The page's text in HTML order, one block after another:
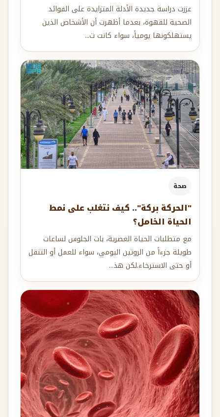
عززت دراسة جديدة الأدلة المتزايدة على الفوائد
الصحية للقهوة، بعدما أظهرت أن الأشخاص الذين
يستهلكونها يومياً، سواء كانت ت...
صحة
"الحركة بركة".. كيف نتغلب على نمط
الحياة الخامل؟
مع متطلبات الحياة العصرية، بات الجلوس لساعات
طويلة جزءاً من الروتين اليومي، سواء للعمل أو التنقل
أو حتى الاسترخاء.لكن هذ...